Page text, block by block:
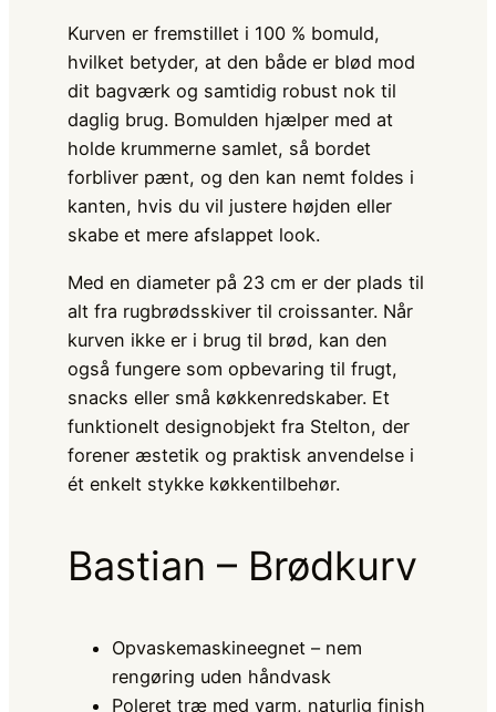
Kurven er fremstillet i 100 % bomuld,
hvilket betyder, at den både er blød mod
dit bagværk og samtidig robust nok til
daglig brug. Bomulden hjælper med at
holde krummerne samlet, så bordet
forbliver pænt, og den kan nemt foldes i
kanten, hvis du vil justere højden eller
skabe et mere afslappet look.
Med en diameter på 23 cm er der plads til
alt fra rugbrødsskiver til croissanter. Når
kurven ikke er i brug til brød, kan den
også fungere som opbevaring til frugt,
snacks eller små køkkenredskaber. Et
funktionelt designobjekt fra Stelton, der
forener æstetik og praktisk anvendelse i
ét enkelt stykke køkkentilbehør.
Bastian – Brødkurv
Opvaskemaskineegnet – nem
rengøring uden håndvask
Poleret træ med varm, naturlig finish